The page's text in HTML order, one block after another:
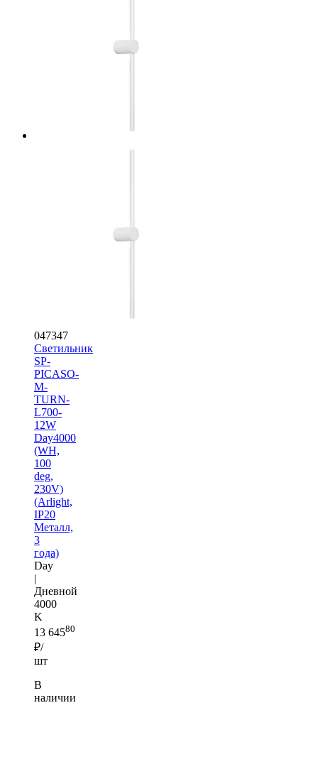
047347
Светильник
SP-
PICASO-
M-
TURN-
L700-
12W
Day4000
(WH,
100
deg,
230V)
(Arlight,
IP20
Металл,
3
года)
Day
|
Дневной
4000
K
13 64580
₽/
шт
В
наличии